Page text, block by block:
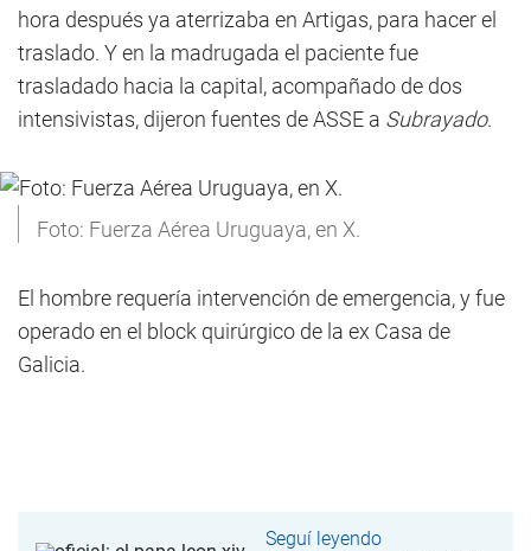
hora después ya aterrizaba en Artigas, para hacer el
traslado. Y en la madrugada el paciente fue
trasladado hacia la capital, acompañado de dos
intensivistas, dijeron fuentes de ASSE a Subrayado.
Foto: Fuerza Aérea Uruguaya, en X.
El hombre requería intervención de emergencia, y fue
operado en el block quirúrgico de la ex Casa de
Galicia.
Seguí leyendo